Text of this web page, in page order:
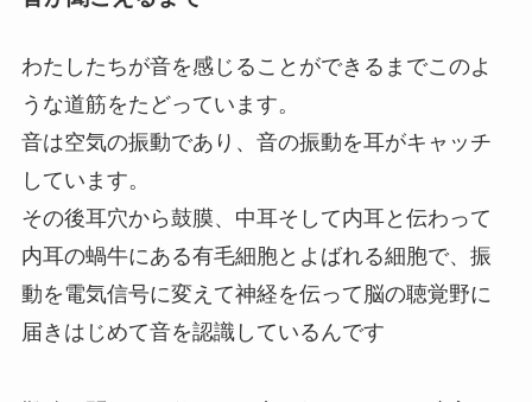
わたしたちが音を感じることができるまでこのよ
うな道筋をたどっています。
音は空気の振動であり、音の振動を耳がキャッチ
しています。
その後耳穴から鼓膜、中耳そして内耳と伝わって
内耳の蝸牛にある有毛細胞とよばれる細胞で、振
動を電気信号に変えて神経を伝って脳の聴覚野に
届きはじめて音を認識しているんです